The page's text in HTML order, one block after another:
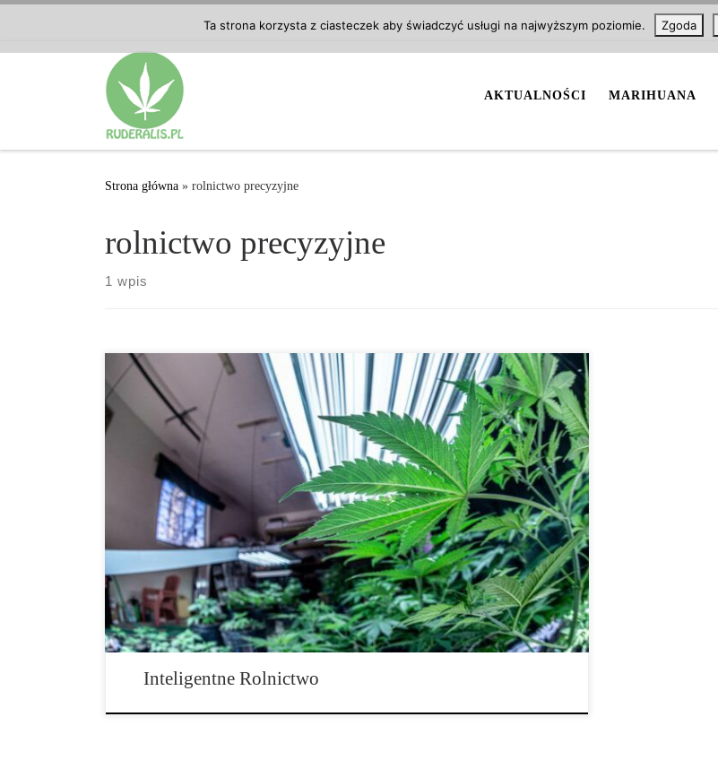
AKTUALNOŚCI MARIHUANA
Strona główna » rolnictwo precyzyjne
rolnictwo precyzyjne
1 wpis
Inteligentne rolnictwo: Technologia i rolnictwo w parze. W erze cyfrowej, w której się
znajdujemy, inteligentne rolnictwo rewolucjonizuje sposób uprawy roślin, w tym – jak
nie mogło być inaczej – marihuany. Wraz z rosnącym postępem technologicznym i
łącznością, a także wdrażaniem najnowszych osiągnięć w dziedzinie robotyki i sztucznej
inteligencji, hodowcy konopi […]
Inteligentne Rolnictwo
Ta strona korzysta z ciasteczek aby świadczyć usługi na najwyższym poziomie. Zgoda